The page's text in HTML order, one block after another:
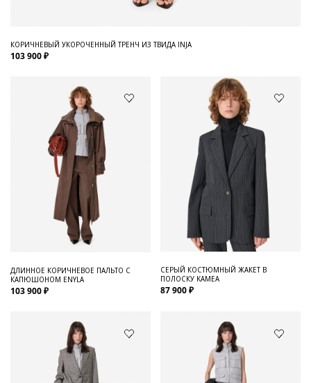
КОРИЧНЕВЫЙ УКОРОЧЕННЫЙ ТРЕНЧ ИЗ ТВИДА INJA
103 900 ₽
ДЛИННОЕ КОРИЧНЕВОЕ ПАЛЬТО С
КАПЮШОНОМ ENYLA
103 900 ₽
СЕРЫЙ КОСТЮМНЫЙ ЖАКЕТ В
ПОЛОСКУ KAMEA
87 900 ₽